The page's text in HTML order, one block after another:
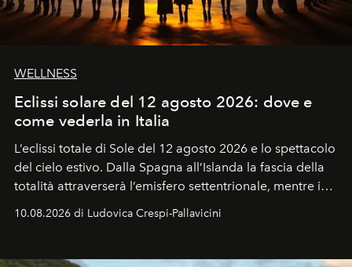
WELLNESS
Eclissi solare del 12 agosto 2026: dove e
come vederla in Italia
L’eclissi totale di Sole del 12 agosto 2026 e lo spettacolo
del cielo estivo. Dalla Spagna all’Islanda la fascia della
totalità attraverserà l’emisfero settentrionale, mentre in
Italia il fenomeno sarà parziale ma particolarmente
spettacolare al Nord. Orari, città favorite e regole per
10.08.2026 di Ludovica Crespi-Pallavicini